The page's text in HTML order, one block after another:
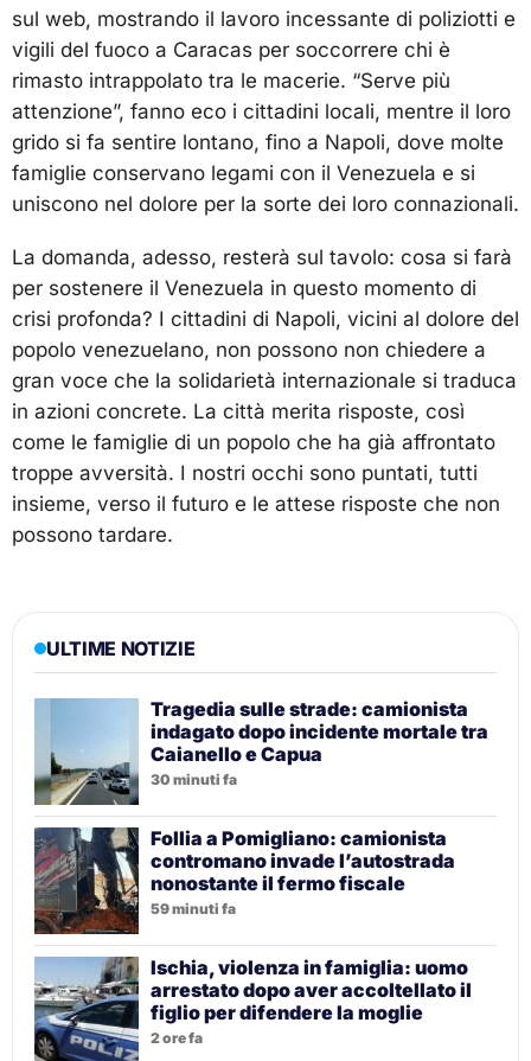
sul web, mostrando il lavoro incessante di poliziotti e
vigili del fuoco a Caracas per soccorrere chi è
rimasto intrappolato tra le macerie. “Serve più
attenzione”, fanno eco i cittadini locali, mentre il loro
grido si fa sentire lontano, fino a Napoli, dove molte
famiglie conservano legami con il Venezuela e si
uniscono nel dolore per la sorte dei loro connazionali.
La domanda, adesso, resterà sul tavolo: cosa si farà
per sostenere il Venezuela in questo momento di
crisi profonda? I cittadini di Napoli, vicini al dolore del
popolo venezuelano, non possono non chiedere a
gran voce che la solidarietà internazionale si traduca
in azioni concrete. La città merita risposte, così
come le famiglie di un popolo che ha già affrontato
troppe avversità. I nostri occhi sono puntati, tutti
insieme, verso il futuro e le attese risposte che non
possono tardare.
ULTIME NOTIZIE
Tragedia sulle strade: camionista
indagato dopo incidente mortale tra
Caianello e Capua
30 minuti fa
Follia a Pomigliano: camionista
contromano invade l’autostrada
nonostante il fermo fiscale
59 minuti fa
Ischia, violenza in famiglia: uomo
arrestato dopo aver accoltellato il
figlio per difendere la moglie
2 ore fa